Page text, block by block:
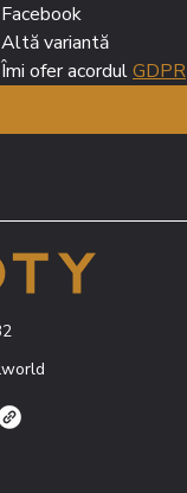
Facebook
Altă variantă
Îmi ofer acordul GDPR